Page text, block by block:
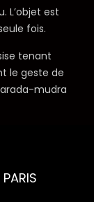
L’objet est
fois.
tenant
le geste de
mudra